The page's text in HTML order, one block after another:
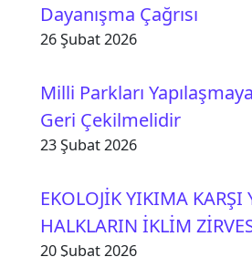
Dayanışma Çağrısı
26 Şubat 2026
Milli Parkları
Geri Çekilmelidir
23 Şubat 2026
EKOLOJİK YIKIMA KARŞI
HALKLARIN İKLİM
20 Şubat 2026